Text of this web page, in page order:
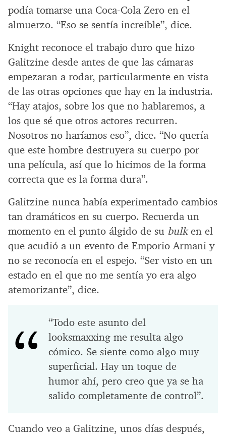
podía tomarse una Coca-Cola Zero en el
almuerzo. “Eso se sentía increíble”, dice.
Knight reconoce el trabajo duro que hizo
Galitzine desde antes de que las cámaras
empezaran a rodar, particularmente en vista
de las otras opciones que hay en la industria.
“Hay atajos, sobre los que no hablaremos, a
los que sé que otros actores recurren.
Nosotros no haríamos eso”, dice. “No quería
que este hombre destruyera su cuerpo por
una película, así que lo hicimos de la forma
correcta que es la forma dura”.
Galitzine nunca había experimentado cambios
tan dramáticos en su cuerpo. Recuerda un
momento en el punto álgido de su bulken el
que acudió a un evento de Emporio Armani y
no se reconocía en el espejo. “Ser visto en un
estado en el que no me sentía yo era algo
atemorizante”, dice.
“Todo este asunto del
looksmaxxing me resulta algo
cómico. Se siente como algo muy
superficial. Hay un toque de
humor ahí, pero creo que ya se ha
salido completamente de control”.
Cuando veo a Galitzine, unos días después,